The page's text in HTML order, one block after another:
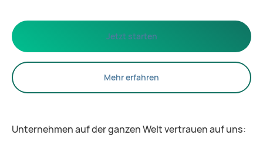
Jetzt starten
Mehr erfahren
Unternehmen auf der ganzen Welt vertrauen auf uns: